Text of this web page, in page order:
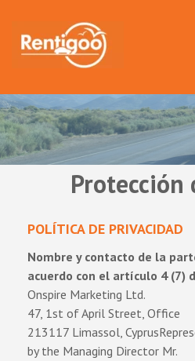
Protección
POLÍTICA DE PRIVACIDAD
Nombre y contacto de la
acuerdo con el artículo 4 (7)
Onspire Marketing Ltd.
47, 1st of April Street, Office
213117 Limassol,
by the Managing Director Mr.